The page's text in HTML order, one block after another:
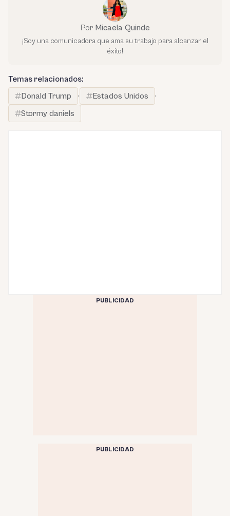
Por Micaela Quinde
¡Soy una comunicadora que ama su trabajo para alcanzar el
éxito!
Temas relacionados:
Donald Trump
· Estados Unidos
·
Stormy daniels
PUBLICIDAD
PUBLICIDAD